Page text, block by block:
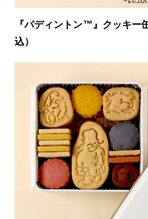
『パディントン™』クッキ
込）